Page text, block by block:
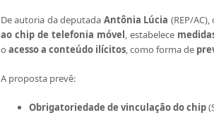
De autoria da deputada Antônia Lúcia (REP/
ao chip de telefonia móvel, estabelece
o acesso a conteúdo ilícitos, como forma de
A proposta prevê:
Obrigatoriedade de vinculação do chip